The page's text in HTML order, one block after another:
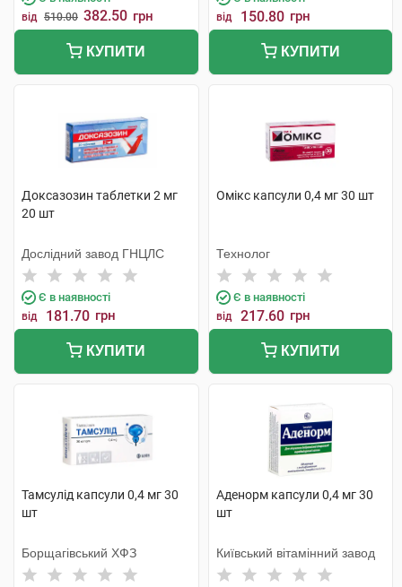
від 510.00 382.50 грн
КУПИТИ
від 150.80 грн
КУПИТИ
Доксазозин таблетки 2 мг
20 шт
Дослідний завод ГНЦЛС
Є в наявності
від 181.70 грн
КУПИТИ
Омікс капсули 0,4 мг 30 шт
Технолог
Є в наявності
від 217.60 грн
КУПИТИ
Тамсулід капсули 0,4 мг 30
шт
Борщагівський ХФЗ
Аденорм капсули 0,4 мг 30
шт
Київський вітамінний завод